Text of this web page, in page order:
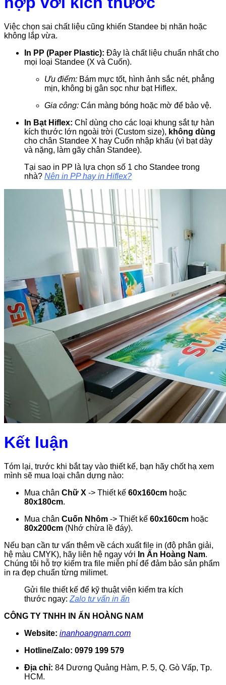
Việc chọn sai chất liệu cũng khiến Standee bị nhăn hoặc
không lắp vừa.
In PP (Paper Plastic): Đây là chất liệu chuẩn nhất cho
mọi loại Standee (X và Cuốn).
Ưu điểm: Bám mực tốt, hình ảnh sắc nét, phẳng
mịn, không bị gân sọc như bạt Hiflex.
Gia công: Cán màng bóng hoặc mờ để bảo vệ.
In Bạt Hiflex: Chỉ dùng cho các loại khung sắt tự hàn
kích thước lớn ngoài trời (Custom size), không dùng
cho chân Standee X hay Cuốn nhập khẩu (vì bạt dày
và nặng, làm gãy chân Standee).
Tại sao in PP là lựa chọn số 1 cho Standee trong
nhà? Nên in PP hay in Hiflex?
Kết luận
Tóm lại, trước khi bắt tay vào thiết kế, bạn hãy chốt hạ xem
mình sẽ mua loại chân dựng nào:
Mua chân Chữ X -> Thiết kế 60x160cm hoặc
80x180cm.
Mua chân Cuốn Nhôm -> Thiết kế 60x160cm hoặc
80x200cm (Nhớ chừa lề đáy).
Nếu bạn cần tư vấn thêm về cách xuất file in (độ phân giải,
hệ màu CMYK), hãy liên hệ ngay với In Ấn Hoàng Nam.
Chúng tôi hỗ trợ kiểm tra file miễn phí để đảm bảo sản phẩm
in ra đẹp chuẩn từng milimet.
Gửi file thiết kế để kỹ thuật viên kiểm tra kích
thước ngay: Zalo tư vấn in ấn
CÔNG TY TNHH IN ẤN HOÀNG NAM
Website: inanhoangnam.com
Hotline/Zalo: 0979 199 579
Địa chỉ: 84 Dương Quảng Hàm, P. 5, Q. Gò Vấp, Tp.
HCM.